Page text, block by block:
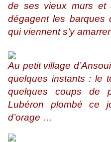
de ses vieux murs et
dégagent les barques
qui viennent s’y
Au petit village
quelques instants : le
quelques coups de
Lubéron plombé ce
d’orage …